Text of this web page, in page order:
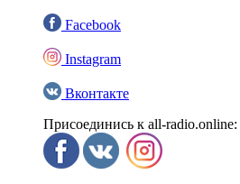
Facebook
Instagram
Вконтакте
Присоединись к all-radio.online: